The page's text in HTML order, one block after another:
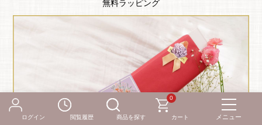
ログイン 閲覧履歴 商品を探す
0
カート
無料ラッピング